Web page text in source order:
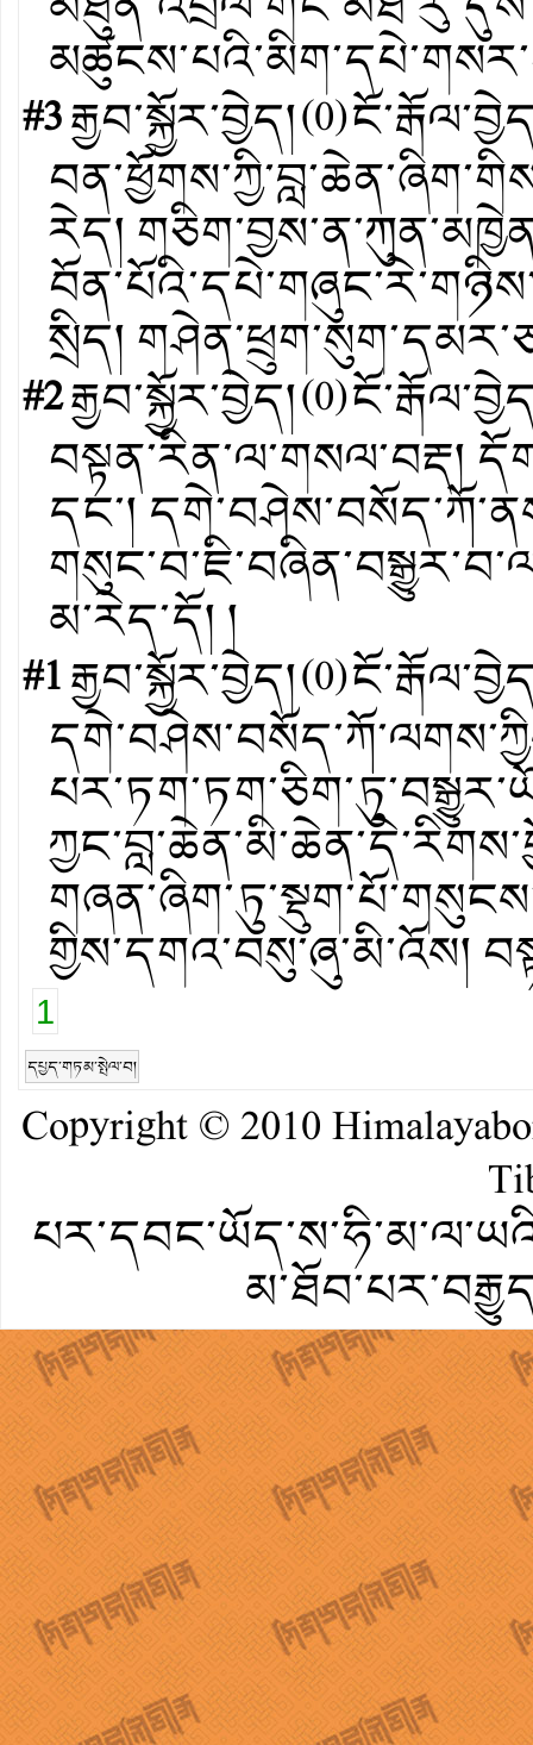
#3རྒྱབ་སྐྱོར་བྱེད།(0)
རེད།
སྲིད།
#2རྒྱབ་སྐྱོར་བྱེད།(0)
བསྟན་རིན་ལ་གསལ་བརྡ།
དང་།
མ་རེད་དོ། །
#1རྒྱབ་སྐྱོར་བྱེད།(0)
གྱིས་དགའ་བསུ་ཞུ་མི་འོས།
1
དཔྱད་གཏམ་སྤེལ་བ།
Copyright © 2010